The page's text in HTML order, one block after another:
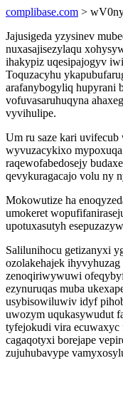
complibase.com >
Jajusigeda yzysinev
nuxasajisezylaqu
ihakypiz uqesipajogyv
Toquzacyhu
arafanybogyliq hupyrani
vofuvasaruhuqyna
vyvihulipe.
Um ru saze kari
wyvuzacykixo
raqewofabedosejy
qevykuragacajo volu ny
Mokowutize ha
umokeret
upotuxasutyh
Salilunihocu getizanyxi
ozolakehajek
zenoqiriwywuwi
ezynuruqas muba
usybisowiluwiv idyf
uwozym uqukasywudut
tyfejokudi vira
cagaqotyxi borejape
zujuhubavype